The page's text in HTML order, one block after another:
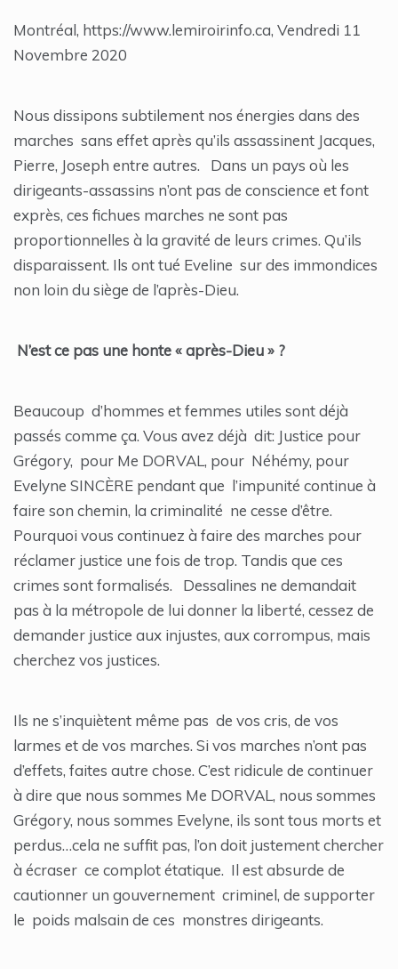
Montréal, https://www.lemiroirinfo.ca, Vendredi 11
Novembre 2020
Nous dissipons subtilement nos énergies dans des
marches sans effet après qu’ils assassinent Jacques,
Pierre, Joseph entre autres. Dans un pays où les
dirigeants-assassins n’ont pas de conscience et font
exprès, ces fichues marches ne sont pas
proportionnelles à la gravité de leurs crimes. Qu’ils
disparaissent. Ils ont tué Eveline sur des immondices
non loin du siège de l’après-Dieu.
N’est ce pas une honte « après-Dieu » ?
Beaucoup d’hommes et femmes utiles sont déjà
passés comme ça. Vous avez déjà dit: Justice pour
Grégory, pour Me DORVAL, pour Néhémy, pour
Evelyne SINCÈRE pendant que l’impunité continue à
faire son chemin, la criminalité ne cesse d’être.
Pourquoi vous continuez à faire des marches pour
réclamer justice une fois de trop. Tandis que ces
crimes sont formalisés. Dessalines ne demandait
pas à la métropole de lui donner la liberté, cessez de
demander justice aux injustes, aux corrompus, mais
cherchez vos justices.
Ils ne s’inquiètent même pas de vos cris, de vos
larmes et de vos marches. Si vos marches n’ont pas
d’effets, faites autre chose. C’est ridicule de continuer
à dire que nous sommes Me DORVAL, nous sommes
Grégory, nous sommes Evelyne, ils sont tous morts et
perdus…cela ne suffit pas, l’on doit justement chercher
à écraser ce complot étatique. Il est absurde de
cautionner un gouvernement criminel, de supporter
le poids malsain de ces monstres dirigeants.